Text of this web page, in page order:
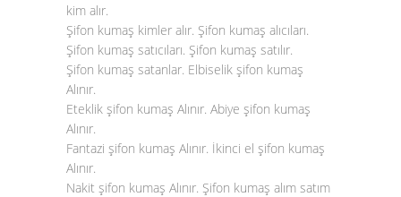
kim alır.
Şifon kumaş kimler alır. Şifon kumaş alıcıları.
Şifon kumaş satıcıları. Şifon kumaş satılır.
Şifon kumaş satanlar. Elbiselik şifon kumaş
Alınır.
Eteklik şifon kumaş Alınır. Abiye şifon kumaş
Alınır.
Fantazi şifon kumaş Alınır. İkinci el şifon kumaş
Alınır.
Nakit şifon kumaş Alınır. Şifon kumaş alım satım